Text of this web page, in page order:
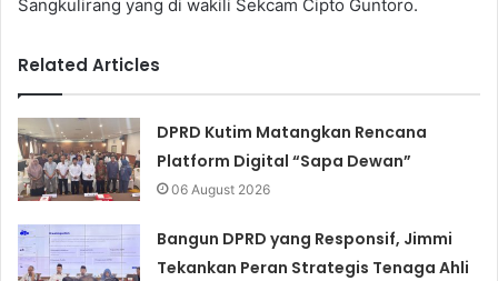
Sangkulirang yang di wakili Sekcam Cipto Guntoro.
Related Articles
DPRD Kutim Matangkan Rencana
Platform Digital “Sapa Dewan”
06 August 2026
Bangun DPRD yang Responsif, Jimmi
Tekankan Peran Strategis Tenaga Ahli